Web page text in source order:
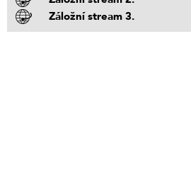
Záložní stream 3.